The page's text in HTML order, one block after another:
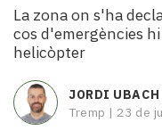
turisme
Cultura
Esports
Mai
tant!
TV
La zona on s'ha
cos d'emergències
helicòpter
JORDI UBACH
Tremp | 23 de